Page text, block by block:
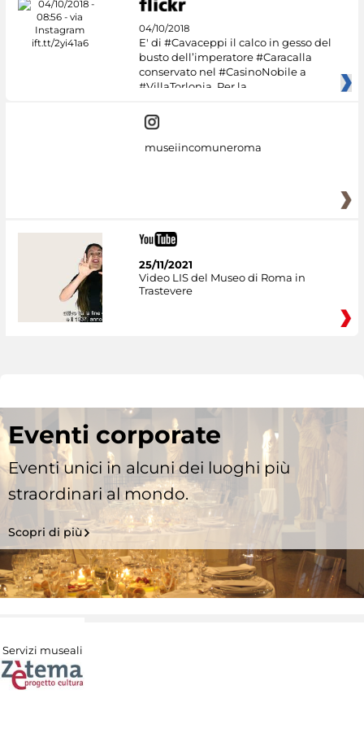
04/10/2018
E' di #Cavaceppi il calco in gesso del
busto dell’imperatore #Caracalla
conservato nel #CasinoNobile a
#VillaTorlonia. Per la
museiincomuneroma
25/11/2021
Video LIS del Museo di Roma in
Trastevere
Eventi corporate
Eventi unici in alcuni dei luoghi più
straordinari al mondo.
Scopri di più
Servizi museali